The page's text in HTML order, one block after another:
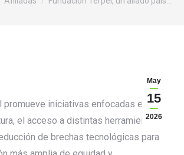
May
15
2026
promueve iniciativas enfocadas en el
el acceso a distintas herramientas
de brechas tecnológicas para